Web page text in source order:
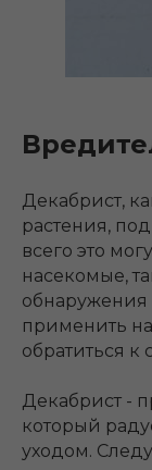
Декабрист,
растения,
всего это
насекомые,
обнаружения
применить
обратиться к
Декабрист -
который
уходом.